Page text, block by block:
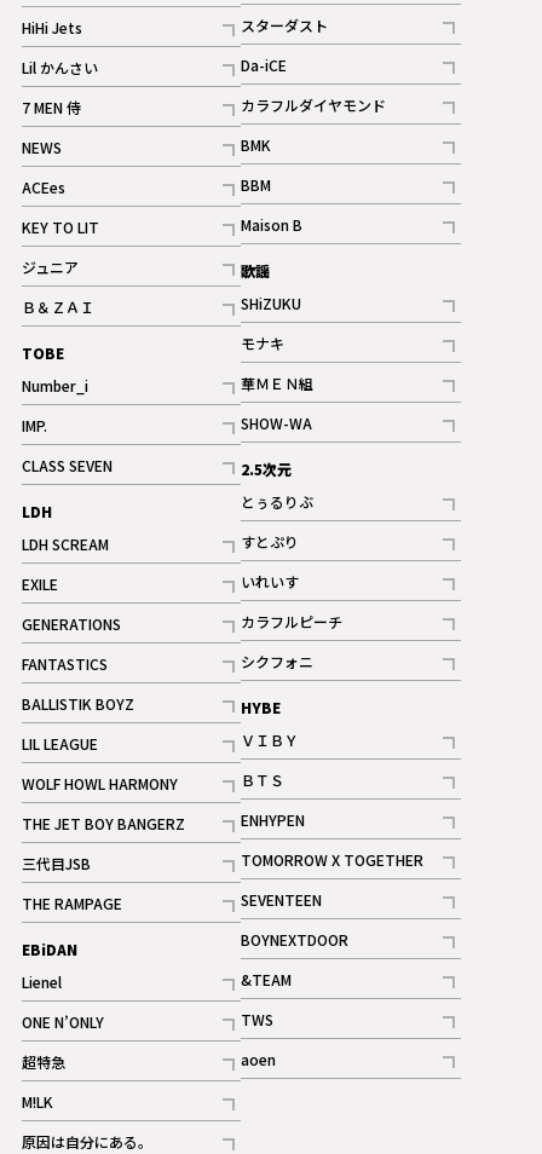
記事
HiHi Jets
記事
Lil かんさい
記事
7 MEN 侍
記事
NEWS
記事
ACEes
記事
KEY TO LIT
記事
ジュニア
記事
Ｂ＆ＺＡＩ
記事
TOBE
Number_i
記事
IMP.
記事
CLASS SEVEN
記事
LDH
LDH SCREAM
記事
EXILE
記事
GENERATIONS
記事
FANTASTICS
記事
BALLISTIK BOYZ
記事
LIL LEAGUE
記事
WOLF HOWL HARMONY
記事
THE JET BOY BANGERZ
記事
三代目JSB
記事
THE RAMPAGE
記事
ギャラリー
EBiDAN
Lienel
記事
ONE N’ONLY
記事
超特急
記事
M!LK
記事
原因は自分にある。
記事
ギャラリー
スターダスト
記事
Da-iCE
記事
カラフルダイヤモンド
記事
BMK
記事
BBM
記事
ギャラリー
Maison B
記事
歌謡
SHiZUKU
記事
モナキ
記事
華ＭＥＮ組
記事
SHOW-WA
記事
2.5次元
とぅるりぶ
記事
すとぷり
記事
ギャラリー
いれいす
記事
ギャラリー
カラフルピーチ
記事
シクフォニ
記事
HYBE
ＶＩＢＹ
記事
ＢＴＳ
記事
ENHYPEN
記事
TOMORROW X TOGETHER
記事
ギャラリー
SEVENTEEN
記事
BOYNEXTDOOR
記事
&TEAM
記事
TWS
記事
aoen
記事